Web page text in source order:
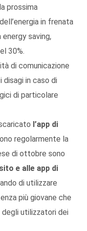
prossima
in frenata
saving,
30%.
di comunicazione
disagi in caso di
di particolare
l’app di
regolarmente la
di ottobre sono
e alle app di
di utilizzare
più giovane che
utilizzatori dei